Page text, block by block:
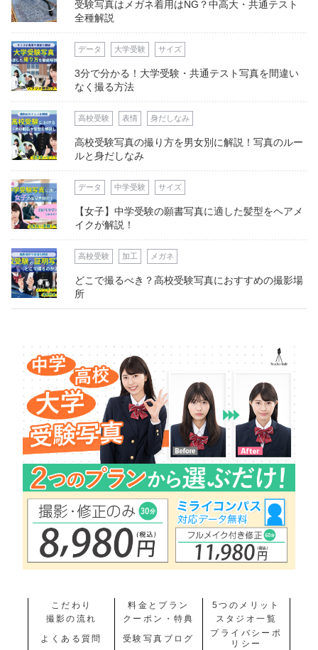
受験写真はメガネ着用はNG？中高大・共通テスト
全種解説
データ 大学受験 サイズ
3分で分かる！大学受験・共通テスト写真を間違い
なく撮る方法
高校受験 表情 身だしなみ
高校受験写真の撮り方を男女別に解説！写真のルー
ルと身だしなみ
データ 中学受験 サイズ
【女子】中学受験の願書写真に適した髪型をヘアメ
イクが解説！
高校受験 加工 メガネ
どこで撮るべき？高校受験写真におすすめの撮影場
所
こだわり 料金とプラン
5つのメリット
撮影の流れ
クーポン・特典
スタジオ一覧
よくある質問
受験写真ブログ
プライバシーポ
リシー